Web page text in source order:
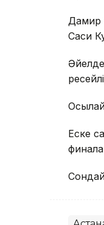
Дамир
Саси
Еске